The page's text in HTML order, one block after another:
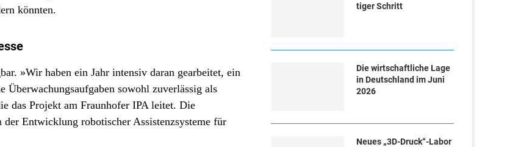
könnten.
»Wir haben ein Jahr intensiv daran gearbeitet, ein
Überwachungsaufgaben sowohl zuverlässig als
das Projekt am Fraunhofer IPA leitet. Die
Entwicklung robotischer Assistenzsysteme für
ti­ger Schritt
Die wirtschaftliche Lage
in Deutschland im Juni
2026
Neues „3D-Druck“-Labor